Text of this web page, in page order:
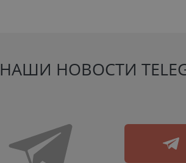
НАШИ НОВОСТИ